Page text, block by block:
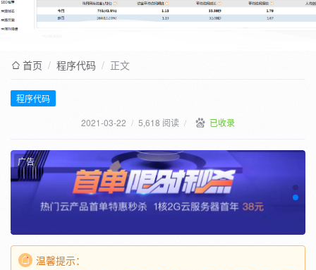
首页 / 程序代码 / 正文
程序代码
2021-03-22 / 5,618 阅读 / 已收录
广告
温馨提示：